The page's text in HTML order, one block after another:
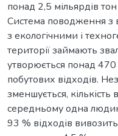
понад 2,5 мільярдів
Система поводження з
з екологічними і
території займають
утворюється понад
побутових відходів.
зменшується, кількість
середньому одна
93 % відходів